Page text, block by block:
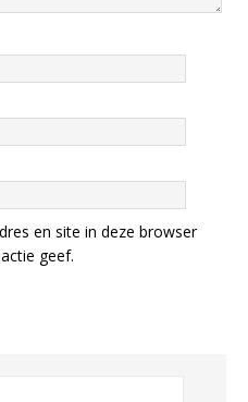
en site in deze browser
geef.